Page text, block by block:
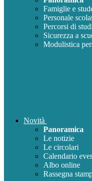
Famiglie e
Personale
Percorsi di
Sicurezza a
Modulistica
Novità
Panoramica
Le notizie
Le circolari
Calendario
Albo online
Rassegna